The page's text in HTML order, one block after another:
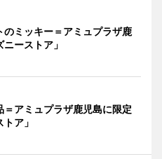
のミッキー＝アミュプラザ鹿
ーストア」
＝アミュプラザ鹿児島に限定
トア」